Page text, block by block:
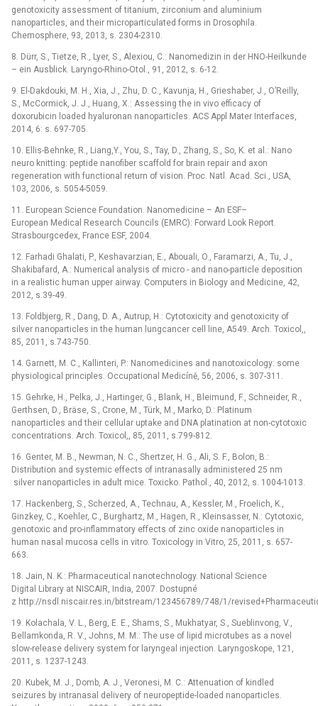
genotoxicity assessment of titanium, zirconium and aluminium
nanoparticles, and their microparticulated forms in Drosophila.
Chemosphere, 93, 2013, s. 2304-2310.
8. Dürr, S., Tietze, R., Lyer, S., Alexiou, C.: Nanomedizin in der HNO-Heilkunde
–⁠ ein Ausblick. Laryngo-Rhino-Otol., 91, 2012, s. 6-12.
9. El-Dakdouki, M. H., Xia, J., Zhu, D. C., Kavunja, H., Grieshaber, J., O’Reilly,
S., McCormick, J. J., Huang, X.: Assessing the in vivo efficacy of
doxorubicin loaded hyaluronan nanoparticles. ACS Appl Mater Interfaces,
2014, 6: s. 697-705.
10. Ellis-Behnke, R., Liang,Y., You, S., Tay, D., Zhang, S., So, K. et al.: Nano
neuro knitting: peptide nanofiber scaffold for brain repair and axon
regeneration with functional return of vision. Proc. Natl. Acad. Sci., USA,
103, 2006, s. 5054-5059.
11. European Science Foundation. Nanomedicine –⁠ An ESF–
European Medical Research Councils (EMRC): Forward Look Report.
Strasbourgcedex, France ESF, 2004.
12. Farhadi Ghalati, P., Keshavarzian, E., Abouali, O., Faramarzi, A., Tu, J.,
Shakibafard, A.: Numerical analysis of micro -⁠ and nano-particle deposition
in a realistic human upper airway. Computers in Biology and Medicine, 42,
2012, s.39-49.
13. Foldbjerg, R., Dang, D. A., Autrup, H.: Cytotoxicity and genotoxicity of
silver nanoparticles in the human lungcancer cell line, A549. Arch. Toxicol,,
85, 2011, s.743-750.
14. Garnett, M. C., Kallinteri, P.: Nanomedicines and nanotoxicology: some
physiological principles. Occupational Medicíně, 56, 2006, s. 307-311.
15. Gehrke, H., Pelka, J., Hartinger, G., Blank, H., Bleimund, F., Schneider, R.,
Gerthsen, D., Bräse, S., Crone, M., Türk, M., Marko, D.: Platinum
nanoparticles and their cellular uptake and DNA platination at non-cytotoxic
concentrations. Arch. Toxicol,, 85, 2011, s.799-812.
16. Genter, M. B., Newman, N. C., Shertzer, H. G., Ali, S. F., Bolon, B.:
Distribution and systemic effects of intranasally administered 25 nm
silver nanoparticles in adult mice. Toxicko. Pathol., 40, 2012, s. 1004-1013.
17. Hackenberg, S., Scherzed, A., Technau, A., Kessler, M., Froelich, K.,
Ginzkey, C., Koehler, C., Burghartz, M., Hagen, R., Kleinsasser, N.: Cytotoxic,
genotoxic and pro-inflammatory effects of zinc oxide nanoparticles in
human nasal mucosa cells in vitro. Toxicology in Vitro, 25, 2011, s. 657-
663.
18. Jain, N. K.: Pharmaceutical nanotechnology. National Science
Digital Library at NISCAIR, India, 2007. Dostupné
z http://nsdl.niscair.res.in/bitstream/123456789/748/1/
19. Kolachala, V. L., Berg, E. E., Shams, S., Mukhatyar, S., Sueblinvong, V.,
Bellamkonda, R. V., Johns, M. M.: The use of lipid microtubes as a novel
slow-release delivery system for laryngeal injection. Laryngoskope, 121,
2011, s. 1237-1243.
20. Kubek, M. J., Domb, A. J., Veronesi, M. C.: Attenuation of kindled
seizures by intranasal delivery of neuropeptide-loaded nanoparticles.